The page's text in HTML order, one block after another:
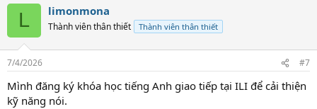
L limonmona
Thành viên thân thiết Thành viên thân thiết
7/4/2026 #7
Mình đăng ký khóa học tiếng Anh giao tiếp tại ILI để cải thiện
kỹ năng nói.